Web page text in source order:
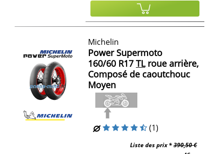
Michelin
Power Supermoto
160/60 R17 TLroue arrière,
Composé de caoutchouc
Moyen
(1)
Liste des prix *390,50 €